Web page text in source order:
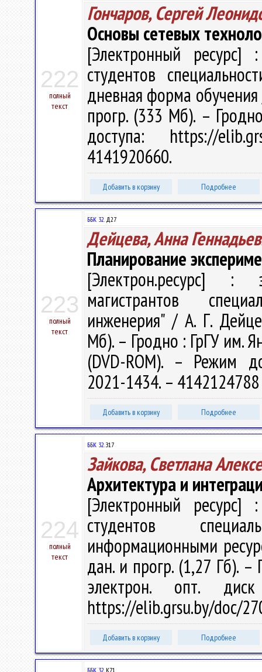
222
полный
текст
Гончаров, Сергей
Основы сетевых
[Электронный ресурс]
студентов
дневная форма обучения
прогр. (333 Мб). –
доступа: https://
4141920660.
Добавить в корзину Подробнее
223
полный
текст
ББК 32.Д27
Дейцева, Анна
Планирование
[Электрон.ресурс] :
магистрантов
инженерия" / А. Г.
Мб). – Гродно : ГрГУ им.
(DVD-ROM). – Режим
2021-1434. –
Добавить в корзину Подробнее
224
полный
текст
ББК 32.З17
Зайкова, Светлана
Архитектура и
[Электронный ресурс]
студентов
информационными
дан. и прогр. (1,27 Гб).
электрон. опт.
https://elib.grsu.by/doc/
Добавить в корзину Подробнее
ББК 32.К71